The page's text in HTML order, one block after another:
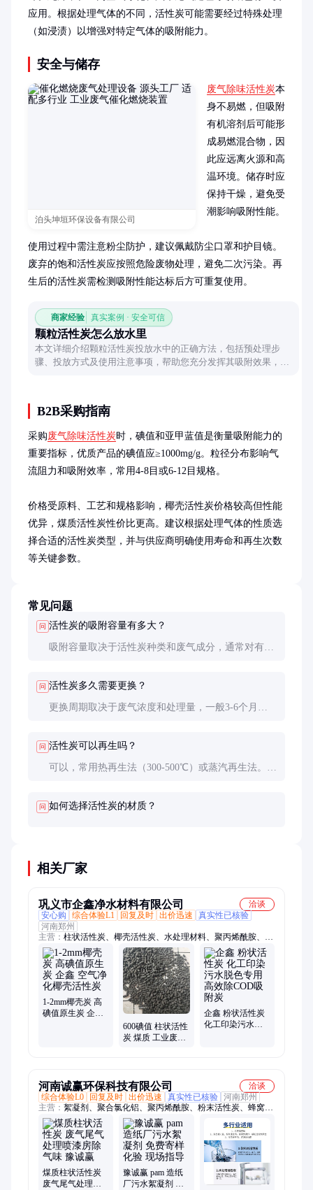
应用。根据处理气体的不同，活性炭可能需要经过特殊处理
（如浸渍）以增强对特定气体的吸附能力。
安全与储存
泊头坤垣环保设备有限公司
废气除味活性炭本
身不易燃，但吸附
有机溶剂后可能形
成易燃混合物，因
此应远离火源和高
温环境。储存时应
保持干燥，避免受
潮影响吸附性能。
使用过程中需注意粉尘防护，建议佩戴防尘口罩和护目镜。
废弃的饱和活性炭应按照危险废物处理，避免二次污染。再
生后的活性炭需检测吸附性能达标后方可重复使用。
商家经验 真实案例 · 安全可信
颗粒活性炭怎么放水里
本文详细介绍颗粒活性炭投放水中的正确方法，包括预处理步
骤、投放方式及使用注意事项，帮助您充分发挥其吸附效果，同
B2B采购指南
采购废气除味活性炭时，碘值和亚甲蓝值是衡量吸附能力的
重要指标，优质产品的碘值应≥1000mg/g。粒径分布影响气
流阻力和吸附效率，常用4-8目或6-12目规格。
价格受原料、工艺和规格影响，椰壳活性炭价格较高但性能
优异，煤质活性炭性价比更高。建议根据处理气体的性质选
择合适的活性炭类型，并与供应商明确使用寿命和再生次数
等关键参数。
常见问题
问 活性炭的吸附容量有多大？
吸附容量取决于活性炭种类和废气成分，通常对有机
问 活性炭多久需要更换？
更换周期取决于废气浓度和处理量，一般3-6个月更
问 活性炭可以再生吗？
可以，常用热再生法（300-500℃）或蒸汽再生法。
问 如何选择活性炭的材质？
相关厂家
巩义市企鑫净水材料有限公司
洽谈
安心购
综合体验L1 回复及时 出价迅速
真实性已核验
河南郑州
主营： 柱状活性炭、椰壳活性炭、水处理材料、聚丙烯酰胺、絮
凝剂
1-2mm椰壳炭 高
碘值原生炭 企鑫
600碘值 柱状活性
炭 煤质 工业废气
企鑫 粉状活性炭
化工印染污水脱
河南诚赢环保科技有限公司
洽谈
综合体验L0
回复及时 出价迅速 真实性已核验 河南郑州
主营： 絮凝剂、聚合氯化铝、聚丙烯酰胺、粉末活性炭、蜂窝活
性炭、石英砂、无烟煤、Pac、Pam、除臭剂、脱色絮凝剂、纤维
球、弹性填料
煤质柱状活性炭
废气尾气处理喷
豫诚赢 pam 造纸
厂污水絮凝剂 免